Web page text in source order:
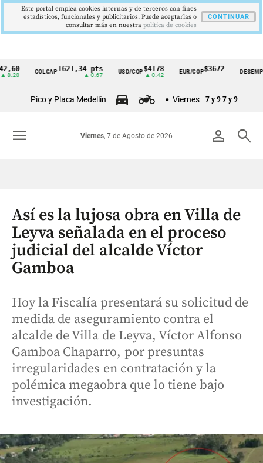
Cintillo
Colombia
COLCAP1621,34 pts USD/COP$4178
▲ 0.42
EUR/COP$3672
—
DESEMPLEO
▼
Pico y Placa Medellín Viernes 7 y 9 7 y 9
person search
Viernes, 7 de Agosto de 2026
menu
Así es la lujosa obra en Villa de
Leyva señalada en el proceso
judicial del alcalde Víctor
Gamboa
Hoy la Fiscalía presentará su solicitud de
medida de aseguramiento contra el
alcalde de Villa de Leyva, Víctor Alfonso
Gamboa Chaparro, por presuntas
irregularidades en contratación y la
polémica megaobra que lo tiene bajo
investigación.
Este portal emplea cookies internas y de terceros con fines
estadísticos, funcionales y publicitarios. Puede aceptarlas o
consultar más en nuestra politica de cookies
CONTINUAR